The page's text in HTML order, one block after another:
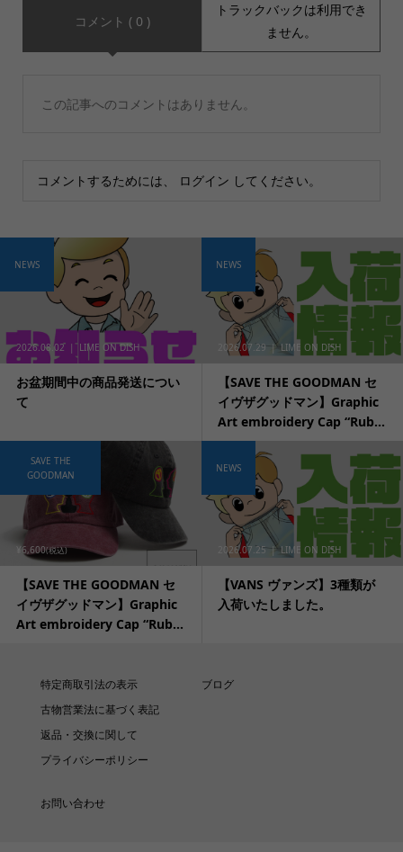
コメント ( 0 )
トラックバックは利用でき
ません。
この記事へのコメントはありません。
コメントするためには、 ログイン してください。
2026.08.02 LIME ON DISH
お盆期間中の商品発送につい
て
NEWS
2026.07.29 LIME ON DISH
【SAVE THE GOODMAN セ
イヴザグッドマン】Graphic
Art embroidery Cap “Rub...
NEWS
¥6,600(税込)
【SAVE THE GOODMAN セ
イヴザグッドマン】Graphic
Art embroidery Cap “Rub...
SAVE THE
GOODMAN
2026.07.25 LIME ON DISH
【VANS ヴァンズ】3種類が
入荷いたしました。
NEWS
特定商取引法の表示
古物営業法に基づく表記
返品・交換に関して
プライバシーポリシー
ブログ
お問い合わせ